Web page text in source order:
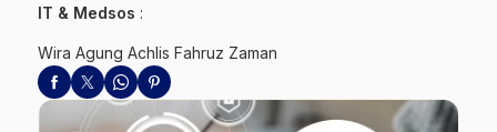
IT & Medsos :
Wira Agung Achlis Fahruz Zaman